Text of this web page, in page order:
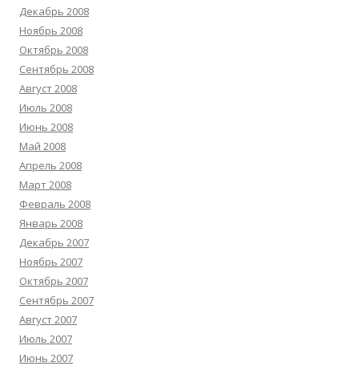
Декабрь 2008
Ноябрь 2008
Октябрь 2008
Сентябрь 2008
Август 2008
Июль 2008
Июнь 2008
Май 2008
Апрель 2008
Март 2008
Февраль 2008
Январь 2008
Декабрь 2007
Ноябрь 2007
Октябрь 2007
Сентябрь 2007
Август 2007
Июль 2007
Июнь 2007